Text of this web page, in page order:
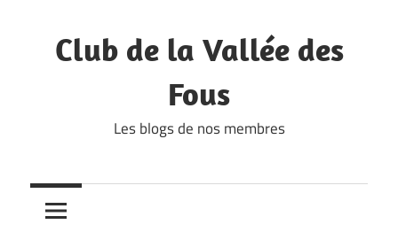
content
Club de la Vallée des
Fous
Les blogs de nos membres